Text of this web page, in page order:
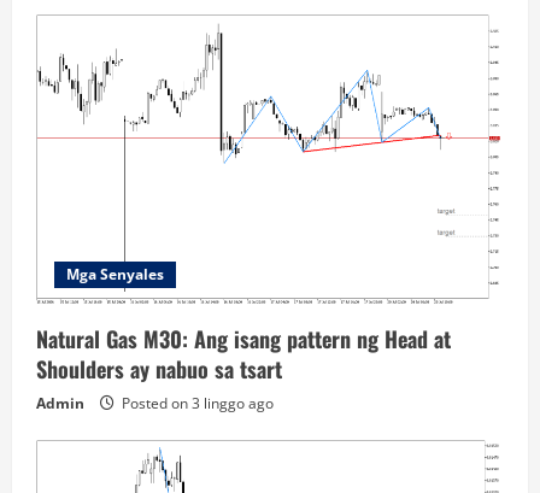
Mga Senyales
Natural Gas M30: Ang isang pattern ng Head at
Shoulders ay nabuo sa tsart
Admin Posted on 3 linggo ago